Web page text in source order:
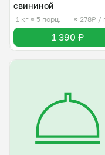
свининой
1 кг ≈ 5 порц. ≈ 278₽ /
1 390 ₽